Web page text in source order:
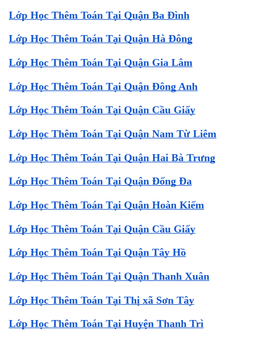
Lớp Học Thêm Toán Tại Quận Ba Đình
Lớp Học Thêm Toán Tại Quận Hà Đông
Lớp Học Thêm Toán Tại Quận Gia Lâm
Lớp Học Thêm Toán Tại Quận Đông Anh
Lớp Học Thêm Toán Tại Quận Cầu Giấy
Lớp Học Thêm Toán Tại Quận Nam Từ Liêm
Lớp Học Thêm Toán Tại Quận Hai Bà Trưng
Lớp Học Thêm Toán Tại Quận Đống Đa
Lớp Học Thêm Toán Tại Quận Hoàn Kiếm
Lớp Học Thêm Toán Tại Quận Cầu Giấy
Lớp Học Thêm Toán Tại Quận Tây Hồ
Lớp Học Thêm Toán Tại Quận Thanh Xuân
Lớp Học Thêm Toán Tại Thị xã Sơn Tây
Lớp Học Thêm Toán Tại Huyện Thanh Trì